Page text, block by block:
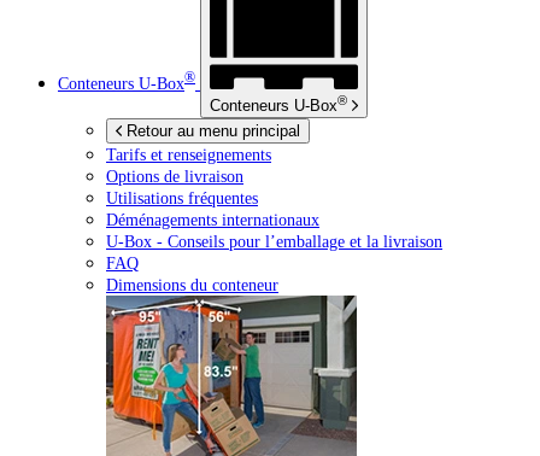
Conteneurs U-Box®
Conteneurs U-Box®
Retour au menu principal
Tarifs et renseignements
Options de livraison
Utilisations fréquentes
Déménagements internationaux
U-Box - Conseils pour l’emballage et la livraison
FAQ
Dimensions du conteneur